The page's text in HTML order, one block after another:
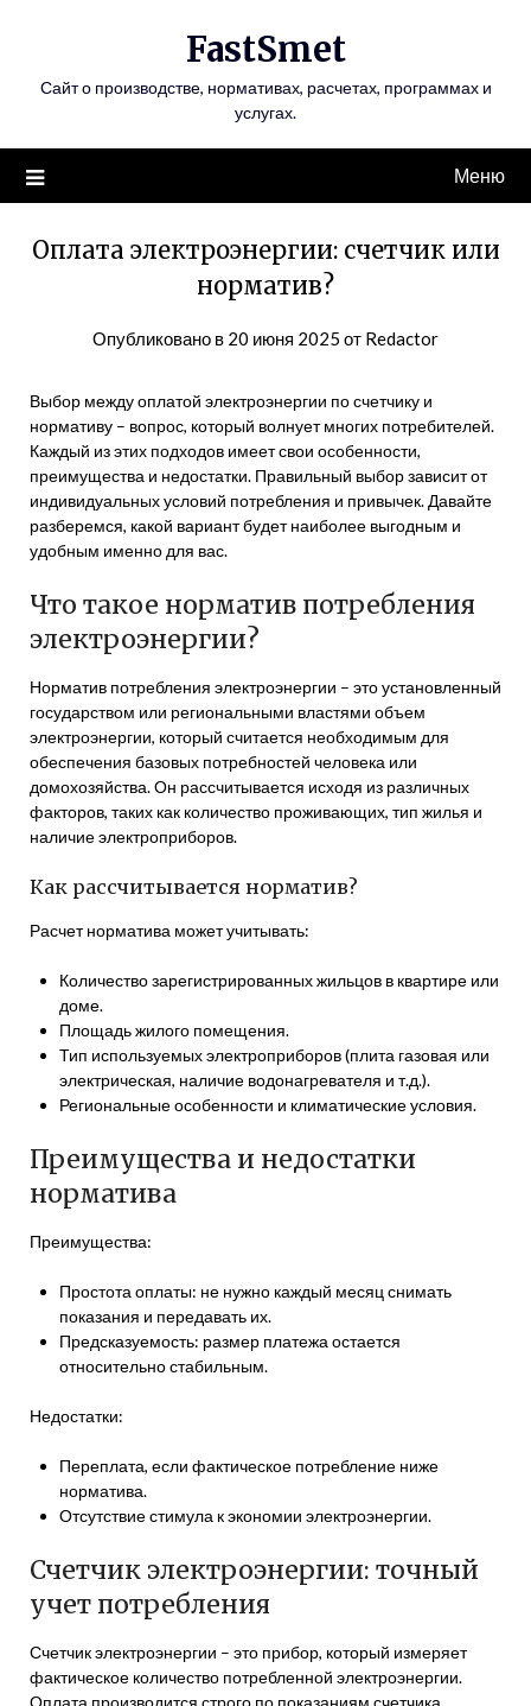
FastSmet
Сайт о производстве, нормативах, расчетах, программах и
услугах.
Меню
Оплата электроэнергии: счетчик или
норматив?
Опубликовано в 20 июня 2025 от Redactor
Выбор между оплатой электроэнергии по счетчику и
нормативу – вопрос, который волнует многих потребителей.
Каждый из этих подходов имеет свои особенности,
преимущества и недостатки. Правильный выбор зависит от
индивидуальных условий потребления и привычек. Давайте
разберемся, какой вариант будет наиболее выгодным и
удобным именно для вас.
Что такое норматив потребления
электроэнергии?
Норматив потребления электроэнергии – это установленный
государством или региональными властями объем
электроэнергии, который считается необходимым для
обеспечения базовых потребностей человека или
домохозяйства. Он рассчитывается исходя из различных
факторов, таких как количество проживающих, тип жилья и
наличие электроприборов.
Как рассчитывается норматив?
Расчет норматива может учитывать:
Количество зарегистрированных жильцов в квартире или
доме.
Площадь жилого помещения.
Тип используемых электроприборов (плита газовая или
электрическая, наличие водонагревателя и т.д.).
Региональные особенности и климатические условия.
Преимущества и недостатки
норматива
Преимущества:
Простота оплаты: не нужно каждый месяц снимать
показания и передавать их.
Предсказуемость: размер платежа остается
относительно стабильным.
Недостатки:
Переплата, если фактическое потребление ниже
норматива.
Отсутствие стимула к экономии электроэнергии.
Счетчик электроэнергии: точный
учет потребления
Счетчик электроэнергии – это прибор, который измеряет
фактическое количество потребленной электроэнергии.
Оплата производится строго по показаниям счетчика.